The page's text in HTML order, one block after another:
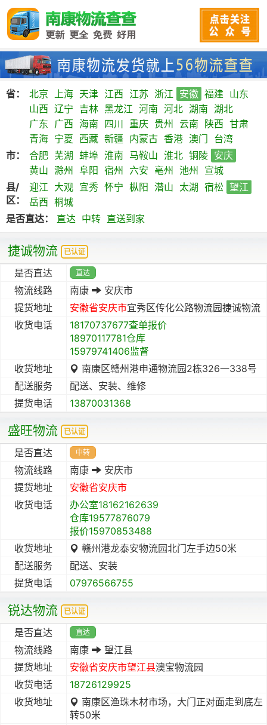
省： 北京 上海 天津 江西 江苏 浙江 安徽 福建 山东
山西 辽宁 吉林 黑龙江 河南 河北 湖南 湖北
广东 广西 海南 四川 重庆 贵州 云南 陕西 甘肃
青海 宁夏 西藏 新疆 内蒙古 香港 澳门 台湾
市：
合肥 芜湖 蚌埠 淮南 马鞍山 淮北 铜陵 安庆
黄山 滁州 阜阳 宿州 六安 亳州 池州 宣城
县/
区：
迎江 大观 宜秀 怀宁 枞阳 潜山 太湖 宿松 望江
岳西 桐城
是否直达：
直达 中转 直送到家
捷诚物流 已认证
是否直达 直达
物流线路 南康
安庆市
提货地址
安徽省安庆市宜秀区传化公路物流园捷诚物流
收货电话
18170737677查单报价
18970117781仓库
15979741406监督
收货地址
南康区赣州港申通物流园2栋326一338号
配送服务
配送、安装、维修
提货电话
13870031368
盛旺物流 已认证
是否直达 中转
物流线路 南康
安庆市
提货地址
安徽省安庆市
收货电话
办公室18162162639
仓库19577876079
报价15970853488
收货地址
赣州港龙泰安物流园北门左手边50米
配送服务
配送、安装
提货电话
07976566755
锐达物流 已认证
是否直达 直达
物流线路 南康
望江县
提货地址
安徽省安庆市望江县澳宝物流园
收货电话
18726129925
收货地址
南康区渔珠木材市场，大门正对面走到底左
转50米